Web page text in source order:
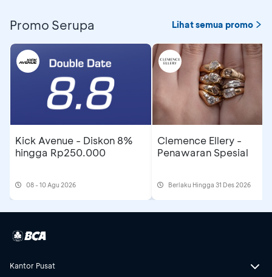
Promo Serupa Lihat semua promo
Kick Avenue - Diskon 8%
hingga Rp250.000
08 - 10 Agu 2026
Clemence Ellery -
Penawaran Spesial
Berlaku Hingga 31 Des 2026
Kantor Pusat